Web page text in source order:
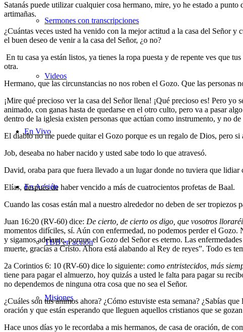
Sermones con transcripciones
Videos
En Vivo
En Acción
TBB en acción
Misiones
Satanás puede utilizar cualquier cosa hermano, mire, yo he estado a
artimañas.
¿Cuántas veces usted ha venido con la mejor actitud a la casa del Señor
el buen deseo de venir a la casa del Señor, ¿o no?
En tu casa ya están listos, ya tienes la ropa puesta y de repente ves que
otra.
Hermano, que las circunstancias no nos roben el Gozo. Que las personas
¡Mire qué precioso ver la casa del Señor llena! ¡Qué precioso es! Pero
animado, con ganas hasta de quedarse en el otro culto, pero va a pasar
dentro de la iglesia existen personas que actúan como instrumento, y no
El diablo no me puede quitar el Gozo porque es un regalo de Dios, pero
Job, deseaba no haber nacido y usted sabe todo lo que atravesó.
David, oraba para que fuera llevado a un lugar donde no tuviera que lidiar
Elías, después de haber vencido a más de cuatrocientos profetas de Baal.
Cuando las cosas están mal a nuestro alrededor no deben de ser tropiezos
Juan 16:20 (RV-60) dice: De cierto, de cierto os digo, que vosotros
momentos difíciles, sí. Aún con enfermedad, no podemos perder el Gozo.
y sigamos adelante, porque el Gozo del Señor es eterno. Las
muerte, gracias a Cristo. Ahora está alabando al Rey de reyes”. Todo es
2a Corintios 6: 10 (RV-60) dice lo siguiente: como entristecidos, más
tiene para pagar el almuerzo, hoy quizás a usted le falta para pagar su
no dependemos de ninguna otra cosa que no sea el Señor.
¿Cuáles son tus ánimos ahora? ¿Cómo estuviste esta semana? ¿Sabías
oración y que están esperando que lleguen aquellos cristianos que se
Hace unos días yo le recordaba a mis hermanos, de casa de oración, de